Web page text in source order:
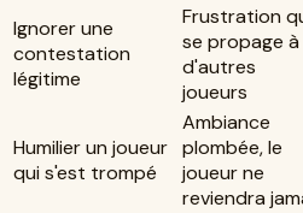
Ignorer une
contestation
légitime
Frustration
se propage à
d'autres
joueurs
Humilier un joueur
qui s'est trompé
Ambiance
plombée, le
joueur ne
reviendra